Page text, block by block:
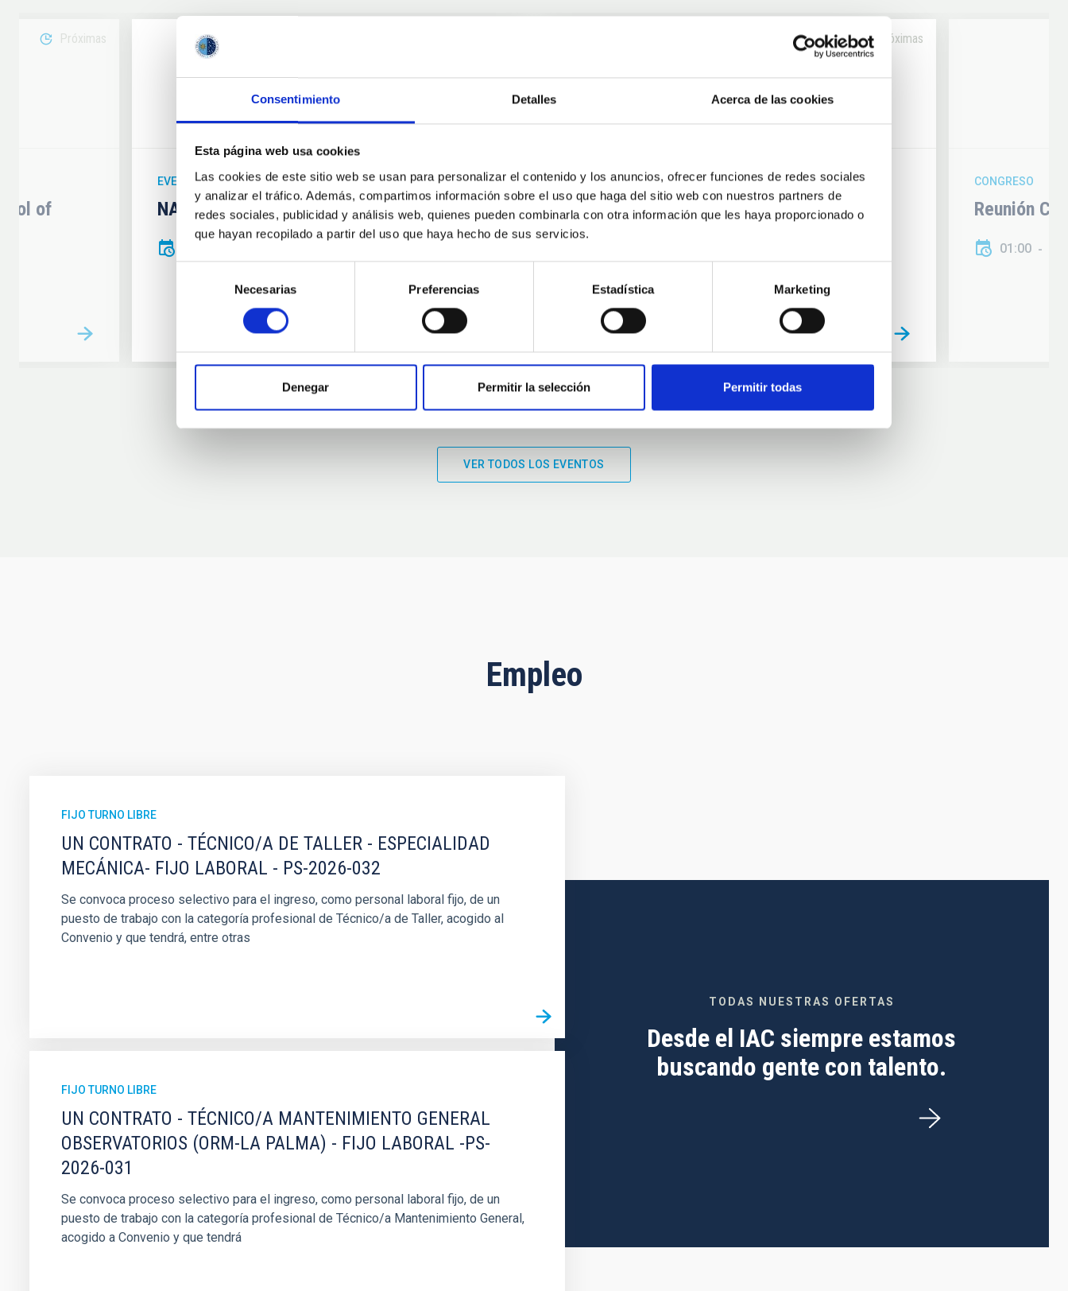
Consentimiento Detalles Acerca de las cookies
Esta página web usa cookies
Las cookies de este sitio web se usan para personalizar el contenido y los anuncios, ofrecer funciones de redes sociales
y analizar el tráfico. Además, compartimos información sobre el uso que haga del sitio web con nuestros partners de
redes sociales, publicidad y análisis web, quienes pueden combinarla con otra información que les haya proporcionado o
que hayan recopilado a partir del uso que haya hecho de sus servicios.
consentimiento
Necesarias Preferencias Estadística Marketing
Denegar Permitir la selección Permitir todas
Próximas
of
08
AUG 26
11
AUG 26
EVENTO ASTRONÓMICO
NATE en Palencia - Eclipse Agosto 2026
10 14
Próximas
CONGRESO
Substellar Astrophysics 2026
CONGRESO
Reunión
01:00
VER TODOS LOS EVENTOS
Empleo
FIJO TURNO LIBRE
UN CONTRATO - TÉCNICO/A DE TALLER - ESPECIALIDAD
MECÁNICA- FIJO LABORAL - PS-2026-032
Se convoca proceso selectivo para el ingreso, como personal laboral fijo, de un
puesto de trabajo con la categoría profesional de Técnico/a de Taller, acogido al
Convenio y que tendrá, entre otras
FIJO TURNO LIBRE
UN CONTRATO - TÉCNICO/A MANTENIMIENTO GENERAL
OBSERVATORIOS (ORM-LA PALMA) - FIJO LABORAL -PS-
2026-031
Se convoca proceso selectivo para el ingreso, como personal laboral fijo, de un
puesto de trabajo con la categoría profesional de Técnico/a Mantenimiento General,
acogido a Convenio y que tendrá
TODAS NUESTRAS OFERTAS
Desde el IAC siempre estamos
buscando gente con talento.